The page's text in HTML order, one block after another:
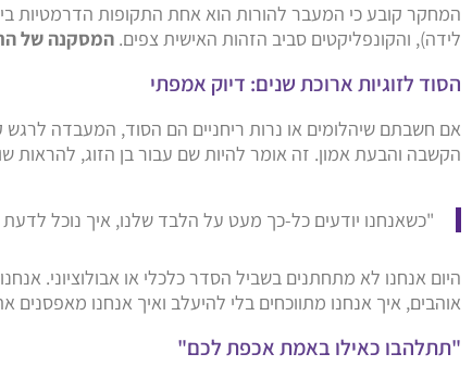
המחקר קובע כי המעבר להורות הוא אחת התקופות הדרמטיות
לידה), והקונפליקטים סביב הזהות האישית צפים. המסקנה של
הסוד לזוגיות ארוכת שנים: דיוק אמפתי
אם חשבתם שיהלומים או נרות ריחניים הם הסוד, המעבדה
הקשבה והבעת אמון. זה אומר להיות שם עבור בן הזוג, להראות
"כשאנחנו יודעים כל-כך מעט על הלבד שלנו, איך נוכל לדעת
היום אנחנו לא מתחתנים בשביל הסדר כלכלי או אבולוציוני.
אוהבים, איך אנחנו מתווכחים בלי להיעלב ואיך אנחנו מאפסנים
"תתלהבו כאילו באמת אכפת לכם"